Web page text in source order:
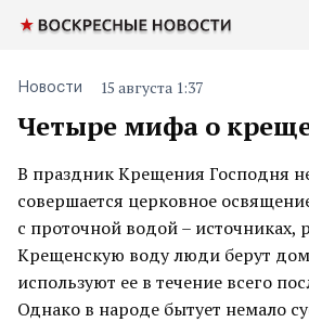
Четыре мифа о
Новости 15 августа 1:37
В праздник Крещения Господня
совершается церковное
с проточной водой – источниках,
Крещенскую воду люди берут
используют ее в течение всего
Однако в народе бытует немало